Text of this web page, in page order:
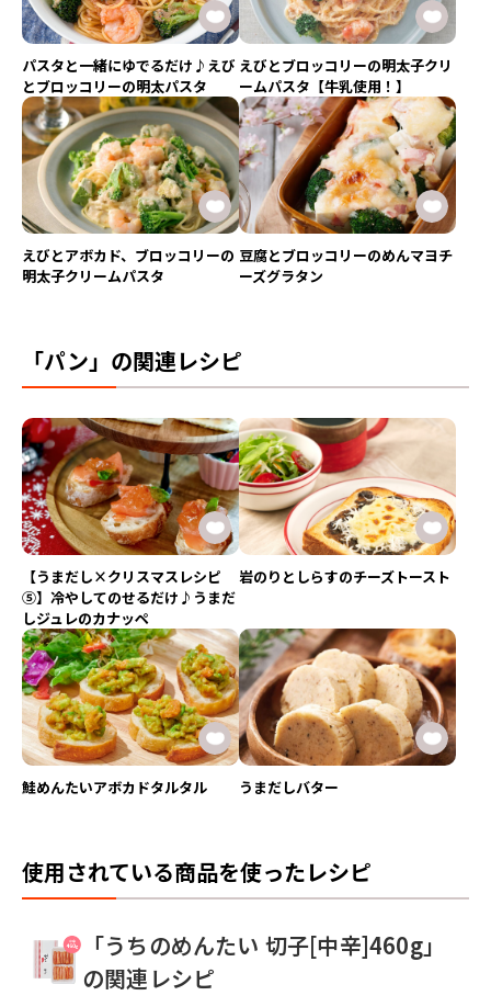
パスタと一緒にゆでるだけ♪えび
とブロッコリーの明太パスタ
えびとブロッコリーの明太子クリ
ームパスタ【牛乳使用！】
えびとアボカド、ブロッコリーの
明太子クリームパスタ
豆腐とブロッコリーのめんマヨチ
ーズグラタン
「パン」の関連レシピ
【うまだし×クリスマスレシピ
⑤】冷やしてのせるだけ♪うまだ
しジュレのカナッペ
岩のりとしらすのチーズトースト
鮭めんたいアボカドタルタル うまだしバター
使用されている商品を使ったレシピ
「うちのめんたい 切子[中辛]460g」
の関連レシピ